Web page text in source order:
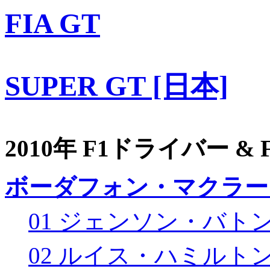
FIA GT
SUPER GT [日本]
2010年 F1ドライバー &
ボーダフォン・マクラ
01 ジェンソン・バト
02 ルイス・ハミルト